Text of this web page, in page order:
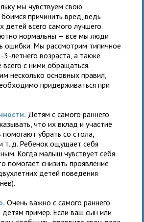
мы чувствуем свою
причинить вред, ведь
всего самого лучшего.
нормальны — все мы люди
ошибки. Мы рассмотрим типичное
летнего возраста, а также
с ними обращаться.
несколько основных правил,
придерживаться при
Детям с самого раннего
что их вклад и участие
убрать со стола,
т. д. Ребенок ощущает себя
Когда малыш чувствует себя
помогает снизить проявление
детей поведения
Очень важно с самого раннего
детям пример. Если ваш сын или